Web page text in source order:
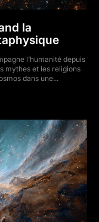
la
l’humanité depuis
mythes et les religions
dans une...